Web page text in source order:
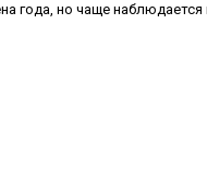
года, но чаще наблюдается